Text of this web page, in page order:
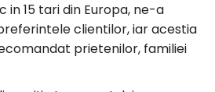
in 15 tari din Europa, ne-a
clientilor, iar acestia
prietenilor, familiei